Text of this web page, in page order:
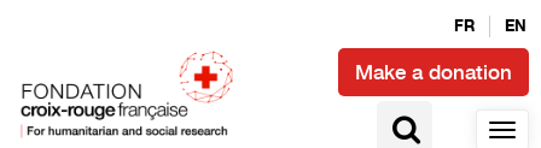
FR EN
Make a donation